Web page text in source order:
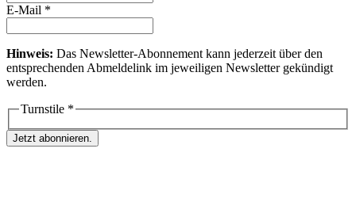
E-Mail *
Hinweis: Das Newsletter-Abonnement kann jederzeit über den
entsprechenden Abmeldelink im jeweiligen Newsletter gekündigt
werden.
Turnstile *
Jetzt abonnieren.